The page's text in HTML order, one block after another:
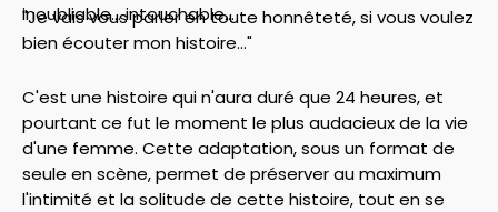
inoubliable... intouchable...
"Je vais vous parler en toute honnêteté, si vous voulez
bien écouter mon histoire..."
C'est une histoire qui n'aura duré que 24 heures, et
pourtant ce fut le moment le plus audacieux de la vie
d'une femme. Cette adaptation, sous un format de
seule en scène, permet de préserver au maximum
l'intimité et la solitude de cette histoire, tout en se